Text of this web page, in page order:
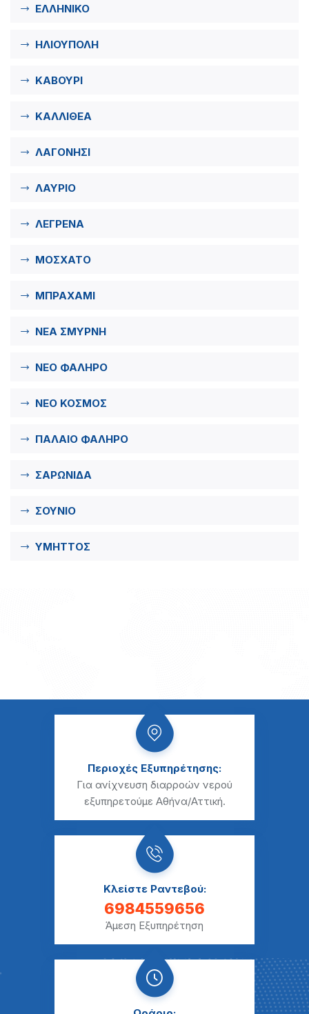
ΕΛΛΗΝΙΚΟ
ΗΛΙΟΥΠΟΛΗ
ΚΑΒΟΥΡΙ
ΚΑΛΛΙΘΕΑ
ΛΑΓΟΝΗΣΙ
ΛΑΥΡΙΟ
ΛΕΓΡΕΝΑ
ΜΟΣΧΑΤΟ
ΜΠΡΑΧΑΜΙ
ΝΕΑ ΣΜΥΡΝΗ
ΝΕΟ ΦΑΛΗΡΟ
ΝΕΟ ΚΟΣΜΟΣ
ΠΑΛΑΙΟ ΦΑΛΗΡΟ
ΣΑΡΩΝΙΔΑ
ΣΟΥΝΙΟ
ΥΜΗΤΤΟΣ
Περιοχές Εξυπηρέτησης:
Για ανίχνευση διαρροών νερού
εξυπηρετούμε Αθήνα/Αττική.
Κλείστε Ραντεβού:
6984559656
Άμεση Εξυπηρέτηση